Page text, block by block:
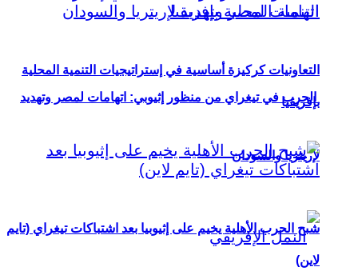
الحرب في تيغراي من منظور إثيوبي: اتهامات لمصر وتهديد
لإريتريا والسودان
التعاونيات كركيزة أساسية في إستراتيجيات التنمية المحلية
بإفريقيا
شبح الحرب الأهلية يخيم على إثيوبيا بعد اشتباكات تيغراي (تايم
لاين)